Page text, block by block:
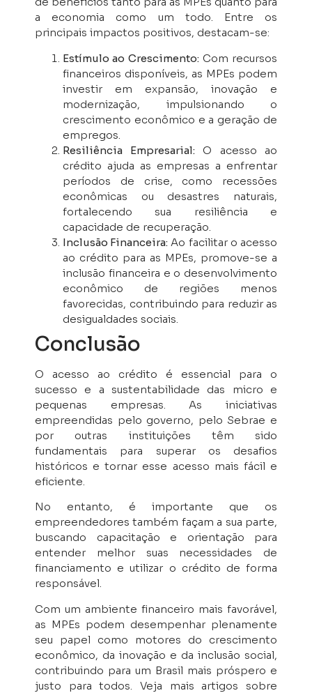
a economia como um todo. Entre os
principais impactos positivos, destacam-se:
Estímulo ao Crescimento:Com recursos
financeiros disponíveis, as MPEs podem
investir em expansão, inovação e
modernização, impulsionando o
crescimento econômico e a geração de
empregos.
Resiliência Empresarial:O acesso ao
crédito ajuda as empresas a enfrentar
períodos de crise, como recessões
econômicas ou desastres naturais,
fortalecendo sua resiliência e
capacidade de recuperação.
Inclusão Financeira: Ao facilitar o acesso
ao crédito para as MPEs, promove-se a
inclusão financeira e o desenvolvimento
econômico de regiões menos
favorecidas, contribuindo para reduzir as
desigualdades sociais.
Conclusão
O acesso ao crédito é essencial para o
sucesso e a sustentabilidade das micro e
pequenas empresas. As iniciativas
empreendidas pelo governo, pelo Sebrae e
por outras instituições têm sido
fundamentais para superar os desafios
históricos e tornar esse acesso mais fácil e
eficiente.
No entanto, é importante que os
empreendedores também façam a sua parte,
buscando capacitação e orientação para
entender melhor suas necessidades de
financiamento e utilizar o crédito de forma
responsável.
Com um ambiente financeiro mais favorável,
as MPEs podem desempenhar plenamente
seu papel como motores do crescimento
econômico, da inovação e da inclusão social,
contribuindo para um Brasil mais próspero e
justo para todos. Veja mais artigos sobre